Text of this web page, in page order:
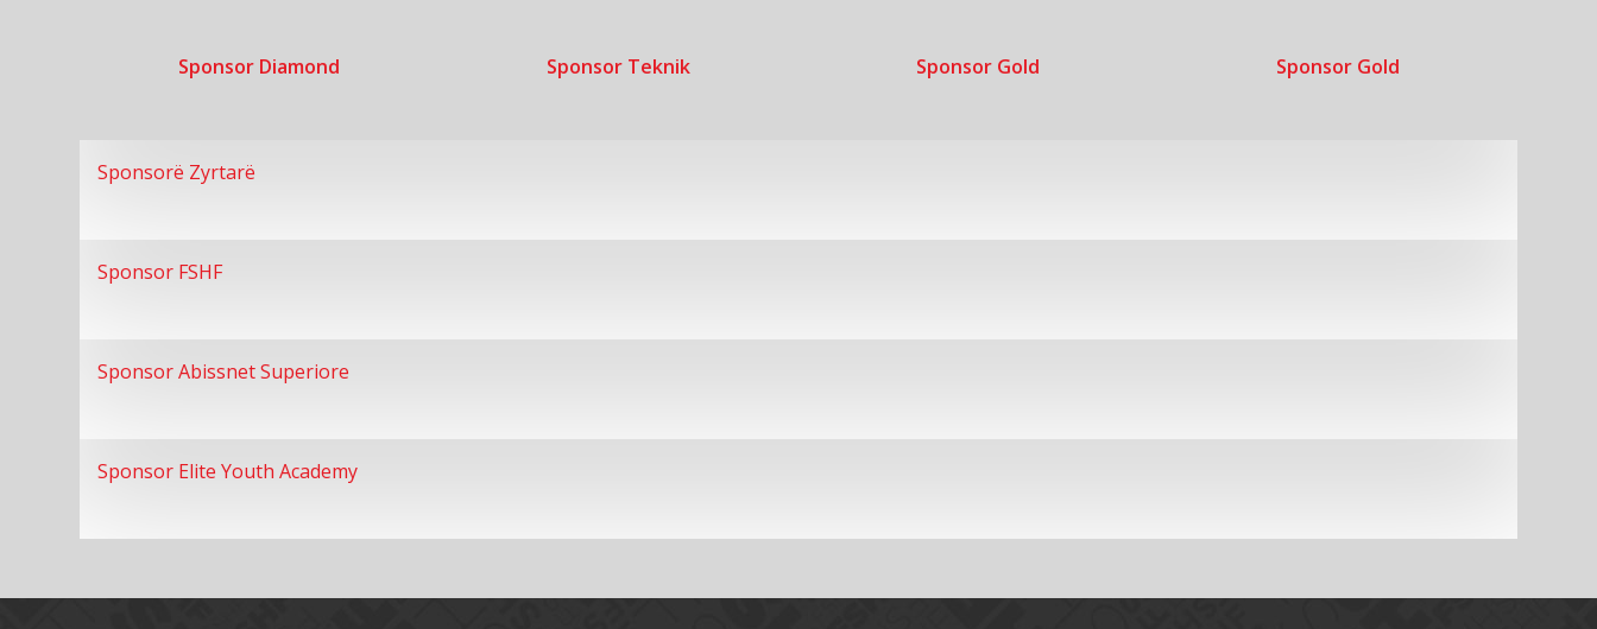
Sponsor Diamond Sponsor Teknik Sponsor Gold Sponsor Gold
Sponsorë Zyrtarë
Sponsor FSHF
Sponsor Abissnet Superiore
Sponsor Elite Youth Academy